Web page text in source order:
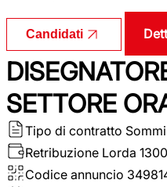
Candidati
SETTORE
Tipo di contratto
Retribuzione Lorda
Codice annuncio